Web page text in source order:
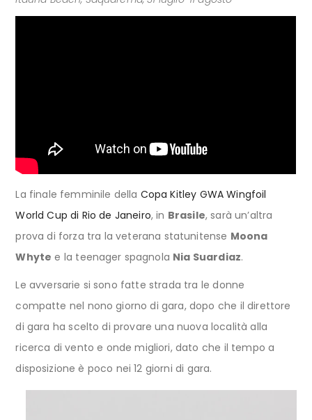
La finale femminile della Copa Kitley GWA Wingfoil
World Cup di Rio de Janeiro, in Brasile, sarà un’altra
prova di forza tra la veterana statunitense Moona
Whyte e la teenager spagnola Nia Suardiaz.
Le avversarie si sono fatte strada tra le donne
compatte nel nono giorno di gara, dopo che il direttore
di gara ha scelto di provare una nuova località alla
ricerca di vento e onde migliori, dato che il tempo a
disposizione è poco nei 12 giorni di gara.